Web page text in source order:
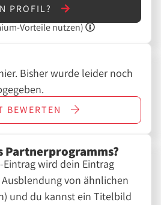
PROFIL?
Vorteile nutzen)
Bisher wurde leider noch
BEWERTEN
Partnerprogramms?
wird dein Eintrag
von ähnlichen
und du kannst ein Titelbild